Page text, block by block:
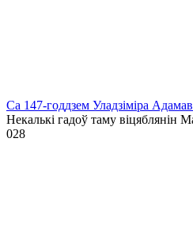
Са 147-годдзем Уладзіміра
Некалькі гадоў таму віцяблянін
028